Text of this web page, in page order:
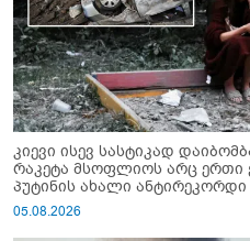
კიევი ისევ სასტიკად
რაკეტა მსოფლიოს არც ერთი
პუტინის ახალი ანტირეკორდი
05.08.2026